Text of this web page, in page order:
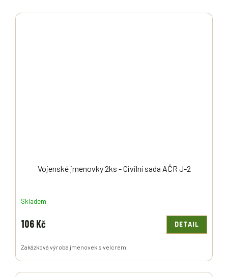
Vojenské jmenovky 2ks - Civilní sada AČR J-2
Skladem
106 Kč DETAIL
Zakázková výroba jmenovek s velcrem.